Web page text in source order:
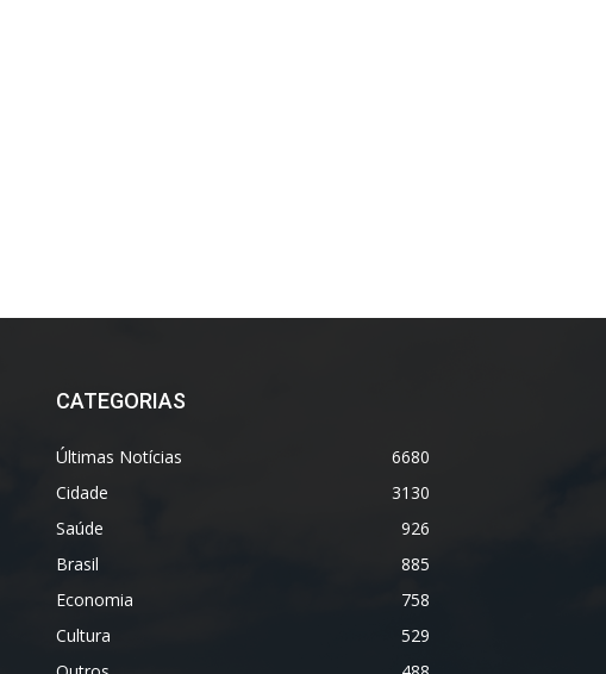
CATEGORIAS
Últimas Notícias
6680
Cidade
3130
Saúde
926
Brasil
885
Economia
758
Cultura
529